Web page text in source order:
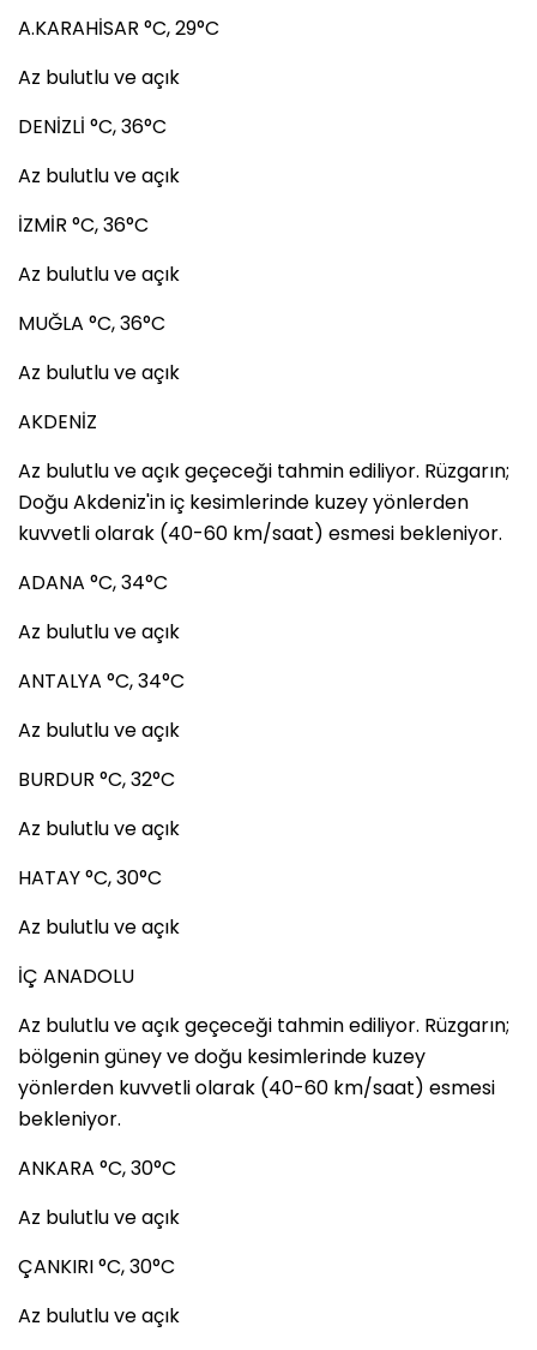
A.KARAHİSAR °C, 29°C
Az bulutlu ve açık
DENİZLİ °C, 36°C
Az bulutlu ve açık
İZMİR °C, 36°C
Az bulutlu ve açık
MUĞLA °C, 36°C
Az bulutlu ve açık
AKDENİZ
Az bulutlu ve açık geçeceği tahmin ediliyor. Rüzgarın;
Doğu Akdeniz'in iç kesimlerinde kuzey yönlerden
kuvvetli olarak (40-60 km/saat) esmesi bekleniyor.
ADANA °C, 34°C
Az bulutlu ve açık
ANTALYA °C, 34°C
Az bulutlu ve açık
BURDUR °C, 32°C
Az bulutlu ve açık
HATAY °C, 30°C
Az bulutlu ve açık
İÇ ANADOLU
Az bulutlu ve açık geçeceği tahmin ediliyor. Rüzgarın;
bölgenin güney ve doğu kesimlerinde kuzey
yönlerden kuvvetli olarak (40-60 km/saat) esmesi
bekleniyor.
ANKARA °C, 30°C
Az bulutlu ve açık
ÇANKIRI °C, 30°C
Az bulutlu ve açık